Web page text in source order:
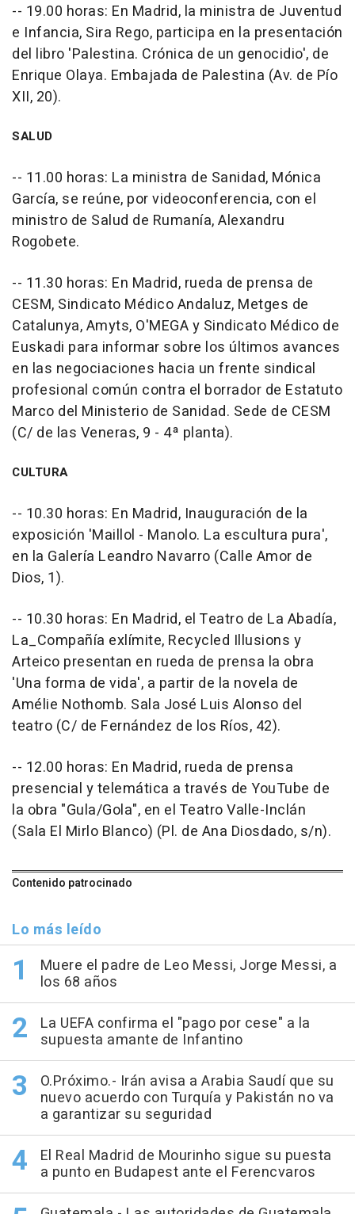
-- 19.00 horas: En Madrid, la ministra de Juventud
e Infancia, Sira Rego, participa en la presentación
del libro 'Palestina. Crónica de un genocidio', de
Enrique Olaya. Embajada de Palestina (Av. de Pío
XII, 20).
SALUD
-- 11.00 horas: La ministra de Sanidad, Mónica
García, se reúne, por videoconferencia, con el
ministro de Salud de Rumanía, Alexandru
Rogobete.
-- 11.30 horas: En Madrid, rueda de prensa de
CESM, Sindicato Médico Andaluz, Metges de
Catalunya, Amyts, O'MEGA y Sindicato Médico de
Euskadi para informar sobre los últimos avances
en las negociaciones hacia un frente sindical
profesional común contra el borrador de Estatuto
Marco del Ministerio de Sanidad. Sede de CESM
(C/ de las Veneras, 9 - 4ª planta).
CULTURA
-- 10.30 horas: En Madrid, Inauguración de la
exposición 'Maillol - Manolo. La escultura pura',
en la Galería Leandro Navarro (Calle Amor de
Dios, 1).
-- 10.30 horas: En Madrid, el Teatro de La Abadía,
La_Compañía exlímite, Recycled Illusions y
Arteico presentan en rueda de prensa la obra
'Una forma de vida', a partir de la novela de
Amélie Nothomb. Sala José Luis Alonso del
teatro (C/ de Fernández de los Ríos, 42).
-- 12.00 horas: En Madrid, rueda de prensa
presencial y telemática a través de YouTube de
la obra "Gula/Gola", en el Teatro Valle-Inclán
(Sala El Mirlo Blanco) (Pl. de Ana Diosdado, s/n).
Contenido patrocinado
Lo más leído
Muere el padre de Leo Messi, Jorge Messi, a
los 68 años
La UEFA confirma el "pago por cese" a la
supuesta amante de Infantino
O.Próximo.- Irán avisa a Arabia Saudí que su
nuevo acuerdo con Turquía y Pakistán no va
a garantizar su seguridad
El Real Madrid de Mourinho sigue su puesta
a punto en Budapest ante el Ferencvaros